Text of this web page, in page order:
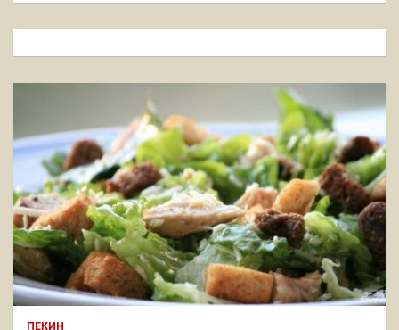
к
ПЕКИН